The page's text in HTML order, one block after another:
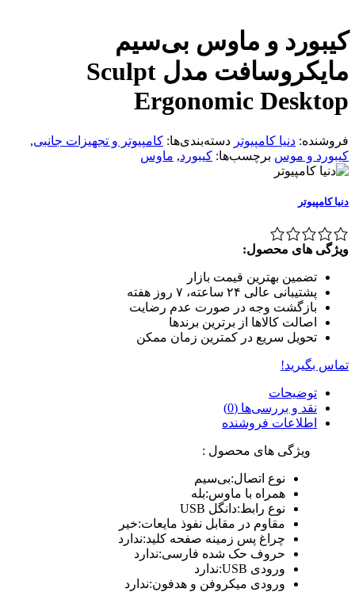
کیبورد و ماوس بی‌سیم
مایکروسافت مدل Sculpt
Ergonomic Desktop
فروشنده: دنیا کامپیوتر دسته‌بندی‌ها: کامپیوتر و تجهیزات جانبی,
کیبورد و موس برچسب‌ها: کیبورد, ماوس
دنیا کامپیوتر
ویژگی های محصول:
تضمین بهترین قیمت بازار
پشتیبانی عالی ۲۴ ساعته، ۷ روز هفته
بازگشت وجه در صورت عدم رضایت
اصالت کالاها از برترین برندها
تحویل سریع در کمترین زمان ممکن
تماس بگیرید!
توضیحات
نقد و بررسی‌ها (0)
اطلاعات فروشنده
ویژگی های محصول :
نوع اتصال:بی‌سیم
همراه با ماوس:بله
نوع رابط:دانگل USB
مقاوم در مقابل نفوذ مایعات:خیر
چراغ‌ پس زمینه صفحه کلید:ندارد
حروف حک شده فارسی:ندارد
ورودی USB:ندارد
ورودی میکروفن و هدفون:ندارد